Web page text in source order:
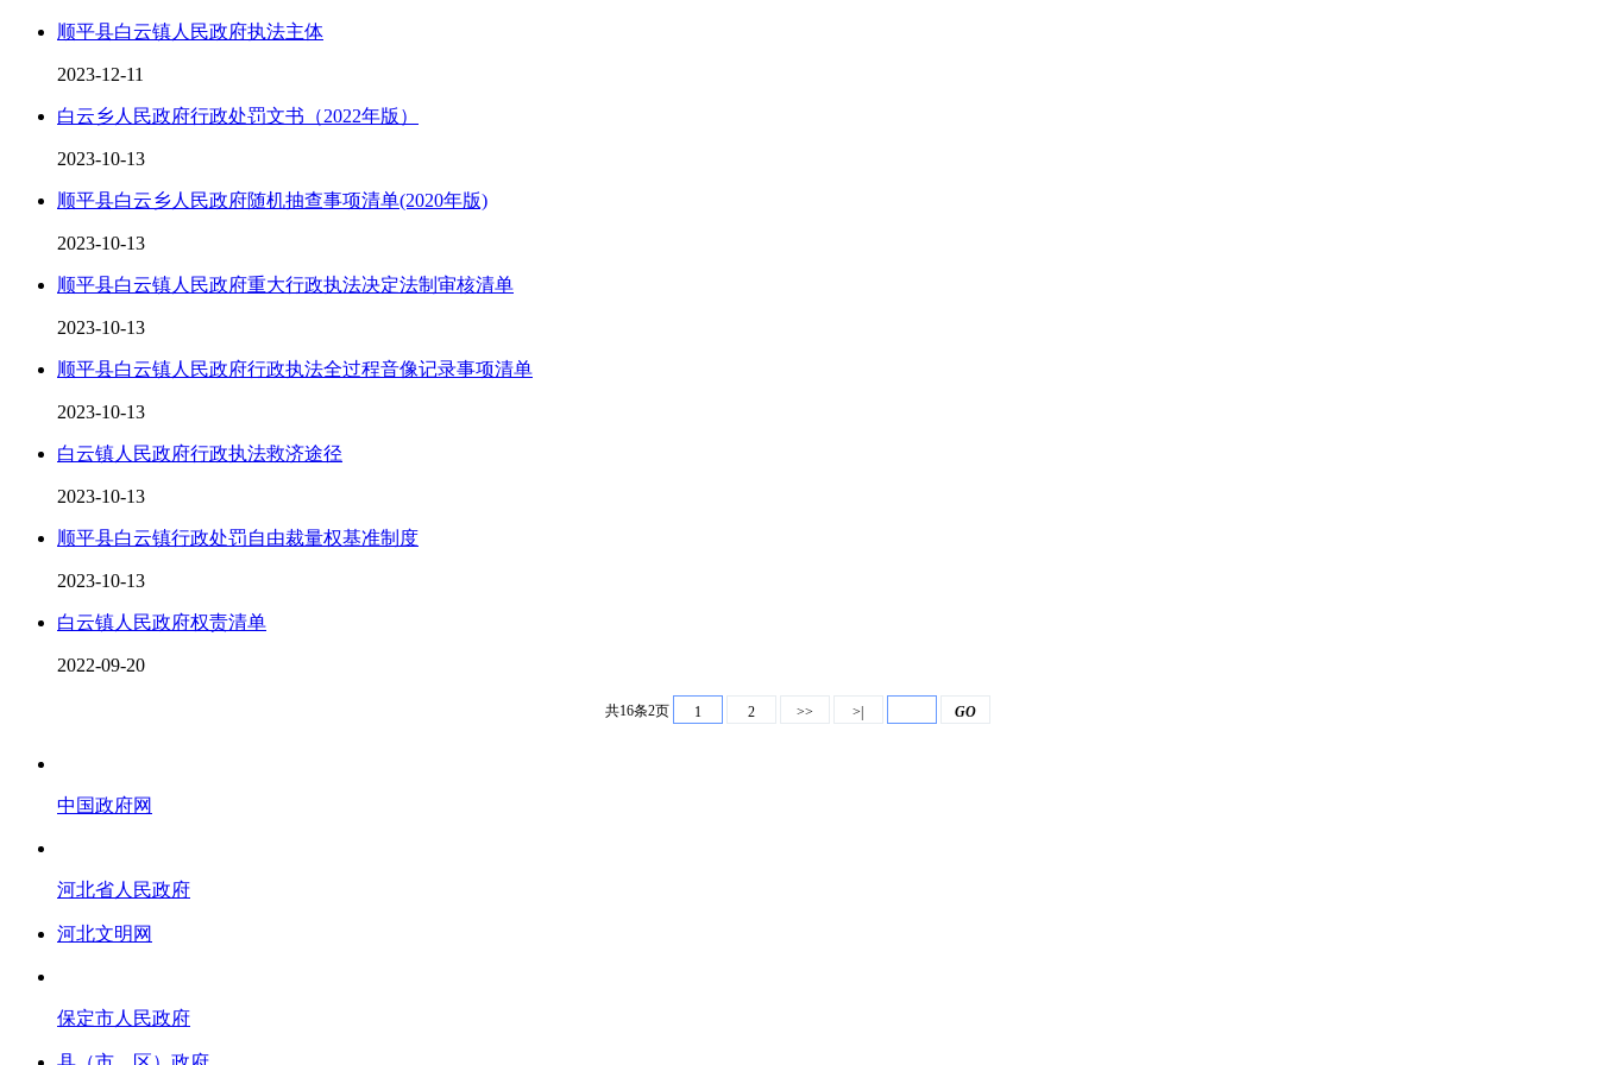
顺平县白云镇人民政府执法主体
2023-12-11
白云乡人民政府行政处罚文书（2022年版）
2023-10-13
顺平县白云乡人民政府随机抽查事项清单(2020年版)
2023-10-13
顺平县白云镇人民政府重大行政执法决定法制审核清单
2023-10-13
顺平县白云镇人民政府行政执法全过程音像记录事项清单
2023-10-13
白云镇人民政府行政执法救济途径
2023-10-13
顺平县白云镇行政处罚自由裁量权基准制度
2023-10-13
白云镇人民政府权责清单
2022-09-20
共16条2页 1 2 >> >| GO
中国政府网
河北省人民政府
河北文明网
保定市人民政府